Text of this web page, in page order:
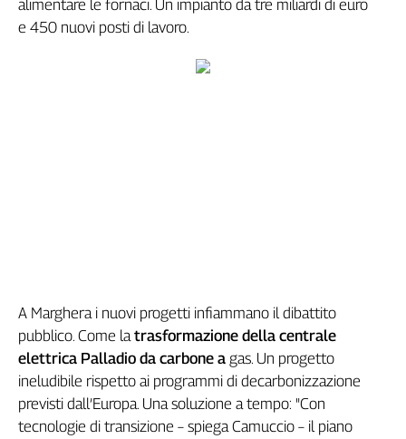
Friuli
Umbria
Valle
D'Aosta
Veneto
Archivio
alimentare le fornaci. Un impianto da tre miliardi di euro
e 450 nuovi posti di lavoro.
A Marghera i nuovi progetti infiammano il dibattito
pubblico. Come latrasformazione della centrale
elettrica Palladio da carbone a gas. Un progetto
ineludibile rispetto ai programmi di decarbonizzazione
previsti dall’Europa. Una soluzione a tempo: "Con
tecnologie di transizione – spiega Camuccio – il piano